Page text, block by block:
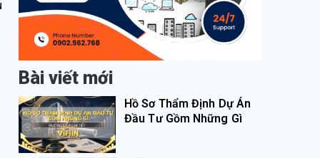
Bài viết mới
Hồ Sơ Thẩm Định Dự Án
Đầu Tư Gồm Những Gì